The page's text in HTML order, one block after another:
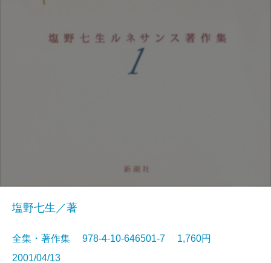
塩野七生／著
全集・著作集 978-4-10-646501-7 1,760円
2001/04/13